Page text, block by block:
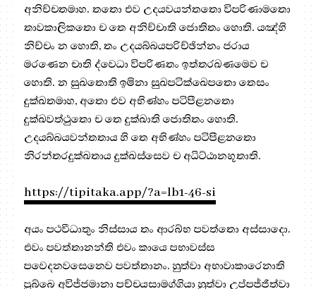
අනිච්චතමාහ. තතො එව උදයවයන්තතො විපරිණාමතො
තාවකාලිකතො ච තෙ අනිච්චාති ජොතිතං හොති. යඤ්හි
නිච්චං න හොති, තං උදයබ්බයපරිච්ඡින්නං ජරාය
මරණෙන චාති ද්වෙධා විපරිණතං ඉත්තරඛණමෙව ච
හොති. න සුඛතොති ඉමිනා සුඛපටික්ඛෙපතො තෙසං
දුක්ඛතමාහ, අතො එව අභිණ්හං පටිපීළනතො
දුක්ඛවත්ථුතො ච තෙ දුක්ඛාති ජොතිතං හොති.
උදයබ්බයවන්තතාය හි තෙ අභිණ්හං පටිපීළනතො
නිරන්තරදුක්ඛතාය දුක්ඛස්සෙව ච අධිට්ඨානභූතාති.
https://tipitaka.app/?a=lb1-46-si
අයං පථවීධාතුං නිස්සාය තං ආරබ්භ පවත්තො අස්සාදො.
එවං පවත්තානන්ති එවං කායෙ පභාවස්ස
පවෙදනවසෙනෙව පවත්තානං. හුත්වා අභාවාකාරෙනාති
පුබ්බෙ අවිජ්ජමානා පච්චයසාමග්ගියා හුත්වා උප්පජ්ජිත්වා